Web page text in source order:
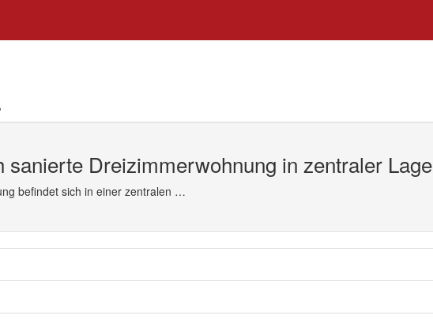
sanierte Dreizimmerwohnung in zentraler Lage
befindet sich in einer zentralen …